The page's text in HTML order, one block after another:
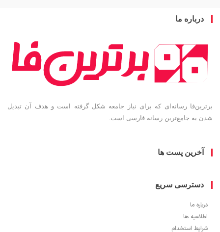
ما
رسانه‌ای که برای نیاز جامعه شکل گرفته است و هدف آن تبدیل
جامع‌ترین رسانه فارسی است.
پست ها
سریع
ها
استخدام